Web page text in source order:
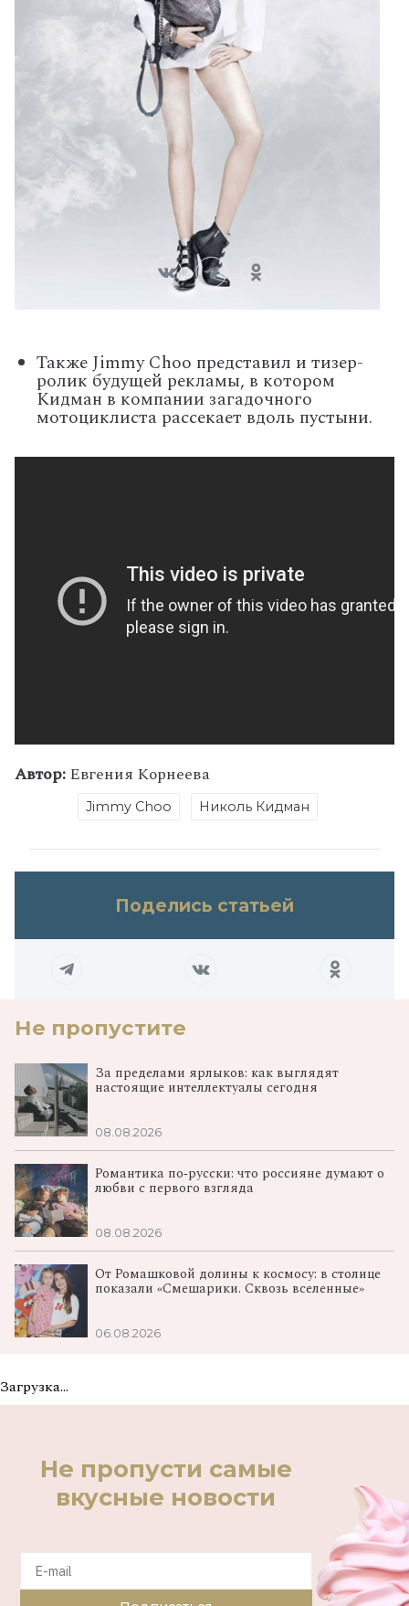
Также Jimmy Choo представил и тизер-
ролик будущей рекламы, в котором
Кидман в компании загадочного
мотоциклиста рассекает вдоль пустыни.
Автор:Евгения Корнеева
Jimmy Choo Николь Кидман
Поделись статьей
Не пропустите
За пределами ярлыков: как выглядят
настоящие интеллектуалы сегодня
08.08.2026
Романтика по‑русски: что россияне думают о
любви с первого взгляда
08.08.2026
От Ромашковой долины к космосу: в столице
показали «Смешарики. Сквозь вселенные»
06.08.2026
Загрузка...
Не пропусти самые
вкусные новости